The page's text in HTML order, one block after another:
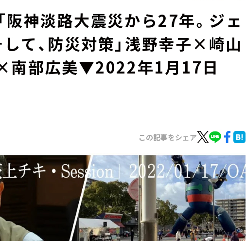
阪神淡路大震災から27年。ジェ
て、防災対策」浅野幸子×崎山
部広美▼2022年1月17日
この記事をシェア